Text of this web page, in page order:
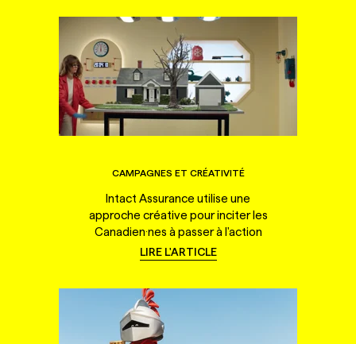
CAMPAGNES ET CRÉATIVITÉ
Intact Assurance utilise une
approche créative pour inciter les
Canadien·nes à passer à l'action
LIRE L'ARTICLE